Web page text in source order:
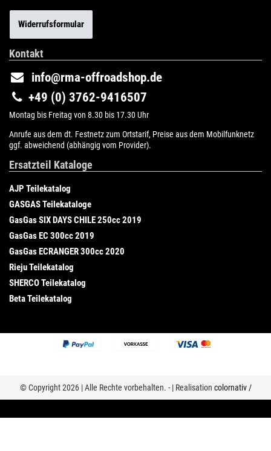
Widerrufsformular
Kontakt
info@rma-offroadshop.de
+49 (0) 3762-9416507
Montag bis Freitag von 8.30 bis 17.30 Uhr
Anrufe aus dem dt. Festnetz zum Ortstarif, Preise aus dem Mobilfunknetz
ggf. abweichend (abhängig vom Provider).
Ersatzteil Kataloge
AJP Teilekatalog
GASGAS Teilekataloge
GasGas SIX DAYS CHILE 250cc 2019
GasGas EC 300cc 2019
GasGas ECRANGER 300cc 2020
Rieju Teilekatalog
SHERCO Teilekatalog
Beta Teilekatalog
© Copyright 2026 | Alle Rechte vorbehalten. - | Realisation colornativ /